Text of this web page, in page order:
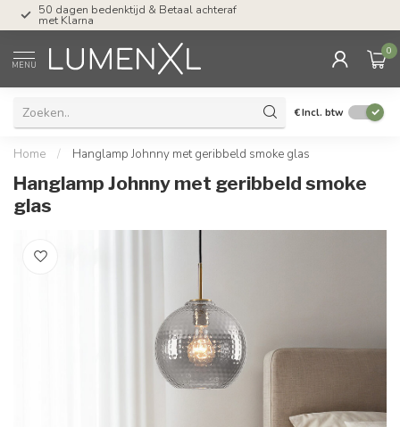
Tel: ma-do tot 23.00, vr tot 21.00, za tot
17.00 uur
MENU
0
€Incl. btw
Home / Hanglamp Johnny met geribbeld smoke glas
Hanglamp Johnny met geribbeld smoke
glas